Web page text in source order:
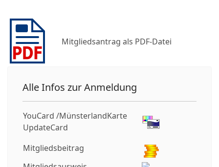
Mitgliedsantrag als PDF-Datei
Alle Infos zur Anmeldung
YouCard /MünsterlandKarte
UpdateCard
Mitgliedsbeitrag